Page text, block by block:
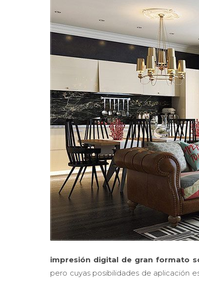
impresión digital de gran formato
pero cuyas posibilidades de aplicación